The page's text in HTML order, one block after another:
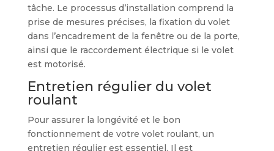
tâche. Le processus d’installation comprend la
prise de mesures précises, la fixation du volet
dans l’encadrement de la fenêtre ou de la porte,
ainsi que le raccordement électrique si le volet
est motorisé.
Entretien régulier du volet
roulant
Pour assurer la longévité et le bon
fonctionnement de votre volet roulant, un
entretien régulier est essentiel. Il est